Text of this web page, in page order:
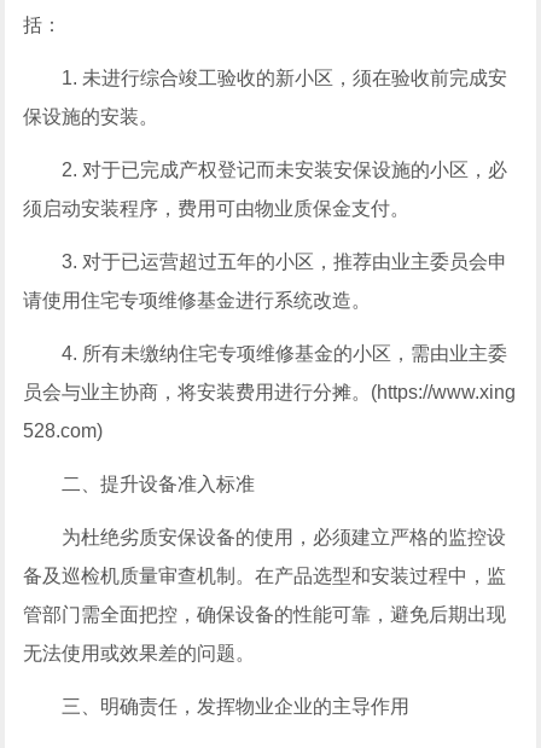
括：
1. 未进行综合竣工验收的新小区，须在验收前完成安
保设施的安装。
2. 对于已完成产权登记而未安装安保设施的小区，必
须启动安装程序，费用可由物业质保金支付。
3. 对于已运营超过五年的小区，推荐由业主委员会申
请使用住宅专项维修基金进行系统改造。
4. 所有未缴纳住宅专项维修基金的小区，需由业主委
员会与业主协商，将安装费用进行分摊。(https://www.xing
528.com)
二、提升设备准入标准
为杜绝劣质安保设备的使用，必须建立严格的监控设
备及巡检机质量审查机制。在产品选型和安装过程中，监
管部门需全面把控，确保设备的性能可靠，避免后期出现
无法使用或效果差的问题。
三、明确责任，发挥物业企业的主导作用